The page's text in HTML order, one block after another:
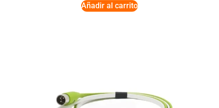
Añadir al carrito